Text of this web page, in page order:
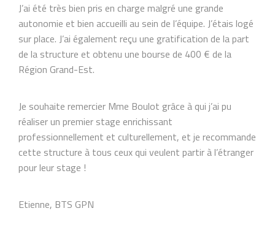
J’ai été très bien pris en charge malgré une grande
autonomie et bien accueilli au sein de l’équipe. J’étais logé
sur place. J’ai également reçu une gratification de la part
de la structure et obtenu une bourse de 400 € de la
Région Grand-Est.
Je souhaite remercier Mme Boulot grâce à qui j’ai pu
réaliser un premier stage enrichissant
professionnellement et culturellement, et je recommande
cette structure à tous ceux qui veulent partir à l’étranger
pour leur stage !
Etienne, BTS GPN